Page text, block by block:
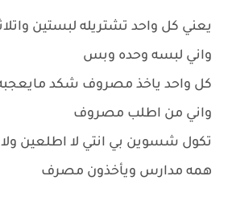
يعني كل واحد تشتريله لبستين
واني لبسه وحده وبس
كل واحد ياخذ مصروف شكد
واني من اطلب مصروف
تكول شسوين بي انتي لا اطلعين ولا
همه مدارس ويأخذون مصرف